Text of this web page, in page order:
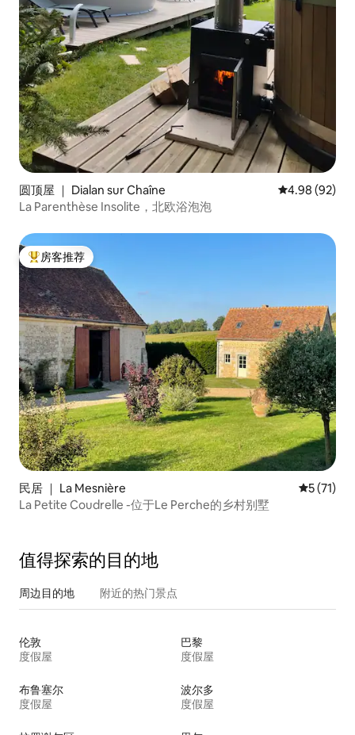
圆顶屋 ｜ Dialan sur Chaîne 平均评分 4.98
4.98 (92)
La Parenthèse Insolite，北欧浴泡泡
热门「房客推荐」
房客推荐
民居 ｜ La Mesnière 平均评分
5 (71)
La Petite Coudrelle -位于Le Perche的乡村别墅
值得探索的目的地
周边目的地 附近的热门景点
伦敦
度假屋
巴黎
度假屋
布鲁塞尔
度假屋
波尔多
度假屋